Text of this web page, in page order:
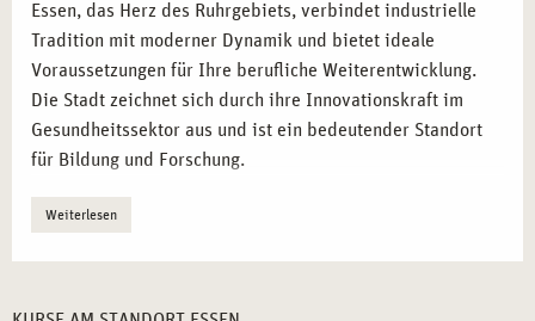
Essen, das Herz des Ruhrgebiets, verbindet industrielle
Tradition mit moderner Dynamik und bietet ideale
Voraussetzungen für Ihre berufliche Weiterentwicklung.
Die Stadt zeichnet sich durch ihre Innovationskraft im
Gesundheitssektor aus und ist ein bedeutender Standort
für Bildung und Forschung.
Industrie trifft Innovation:
Wandel von der Industriekultur zur
Weiterlesen